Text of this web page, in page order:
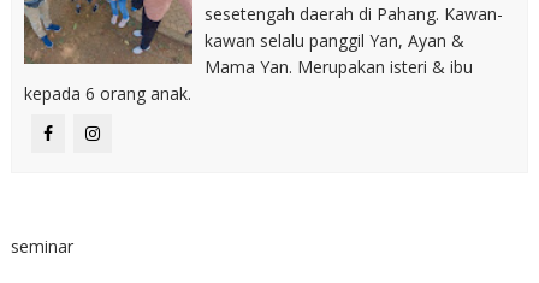
sesetengah daerah di Pahang. Kawan-
kawan selalu panggil Yan, Ayan &
Mama Yan. Merupakan isteri & ibu
kepada 6 orang anak.
seminar